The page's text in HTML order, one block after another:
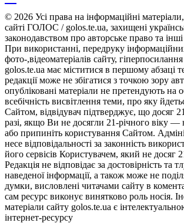
© 2026 Усі права на інформаційні
сайті ГОЛОС / golos.te.ua, захищені
законодавством про авторське право та
При використанні, передруку
фото-,відеоматеріалів сайту,
golos.te.ua має міститися в першому абзаці
редакції може не збігатися з точкою зору
опубліковані матеріали не претендують на
всебічність висвітлення теми, про яку
Сайтом, відвідувач підтверджує, що досяг
разі, якщо Ви не досягли 21-річного віку —
або припиніть користування Сайтом.
несе відповідальності за законність
його сервісів Користувачем, який не досяг
Редакція не відповідає за достовірність та
наведеної інформації, а також може не
думки, висловлені читачами сайту в
сам ресурс виконує винятково роль носія.
матеріали сайту golos.te.ua є
інтернет-ресурсу